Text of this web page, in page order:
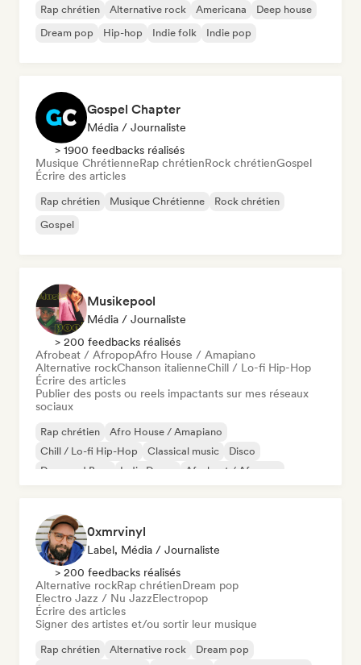
Rap chrétien Alternative rock Americana
Deep house
Dream pop
Hip-hop Indie folk Indie pop
Gospel Chapter
Média / Journaliste
> 1900 feedbacks réalisés
Musique ChrétienneRap chrétienRock chrétienGospel
Écrire des articles
Rap chrétien Musique Chrétienne
Rock chrétien
Gospel
Musikepool
Média / Journaliste
> 200 feedbacks réalisés
Afrobeat / AfropopAfro House / Amapiano
Alternative rockChanson italienneChill / Lo-fi Hip-Hop
Écrire des articles
Publier des posts ou reels impactants sur mes réseaux
sociaux
Rap chrétien
Afro House / Amapiano
Chill / Lo-fi Hip-Hop
Classical music
Disco
Drum and Bass
Indie Dance Afrobeat / Afropop
0xmrvinyl
Label, Média / Journaliste
> 200 feedbacks réalisés
Alternative rockRap chrétienDream pop
Electro Jazz / Nu JazzElectropop
Écrire des articles
Signer des artistes et/ou sortir leur musique
Rap chrétien Alternative rock
Dream pop